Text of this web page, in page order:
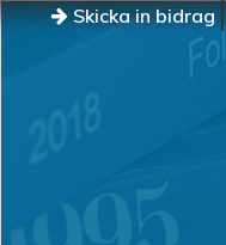
Skicka in bidrag